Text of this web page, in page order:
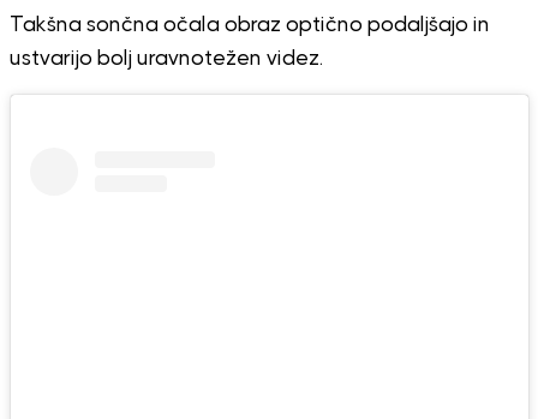
Takšna sončna očala obraz optično podaljšajo in
ustvarijo bolj uravnotežen videz.